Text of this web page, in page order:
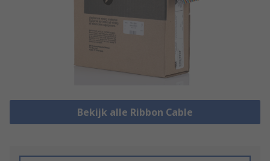
Bekijk alle Ribbon Cable